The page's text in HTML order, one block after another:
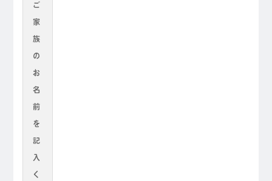
ご
家
族
の
お
名
前
を
記
入
く